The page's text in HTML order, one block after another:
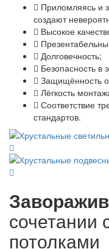
Приломляясь и
создают
Высокое
Долговечность;
Безопасность в
Защищённость
Лёгкость
Соответствие
стандартов.
сочетании
потолками